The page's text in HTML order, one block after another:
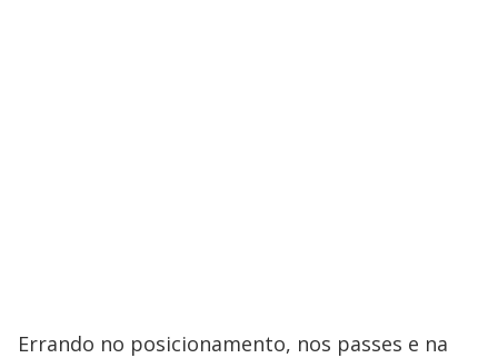
Errando no posicionamento, nos passes e na